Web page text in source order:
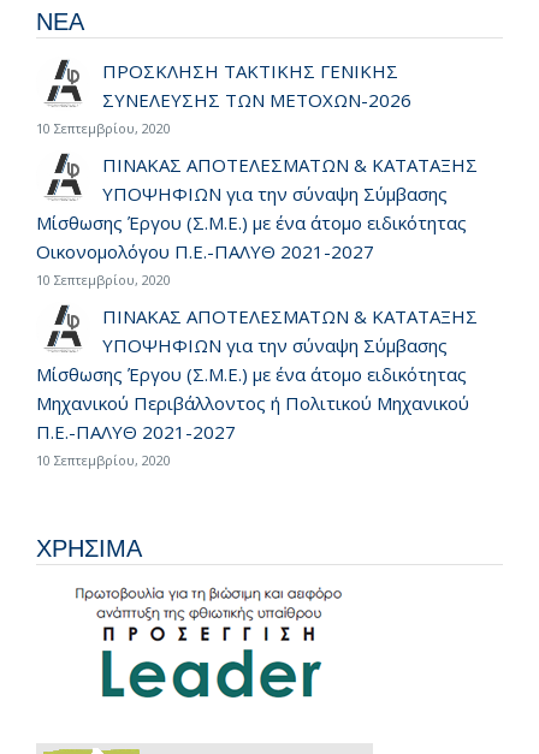
ΝΕΑ
ΠΡΟΣΚΛΗΣΗ ΤΑΚΤΙΚΗΣ ΓΕΝΙΚΗΣ
ΣΥΝΕΛΕΥΣΗΣ ΤΩΝ ΜΕΤΟΧΩΝ-2026
10 Σεπτεμβρίου, 2020
ΠΙΝΑΚΑΣ ΑΠΟΤΕΛΕΣΜΑΤΩΝ & ΚΑΤΑΤΑΞΗΣ
ΥΠΟΨΗΦΙΩΝ για την σύναψη Σύμβασης
Μίσθωσης Έργου (Σ.Μ.Ε.) με ένα άτομο ειδικότητας
Οικονομολόγου Π.Ε.-ΠΑΛΥΘ 2021-2027
10 Σεπτεμβρίου, 2020
ΠΙΝΑΚΑΣ ΑΠΟΤΕΛΕΣΜΑΤΩΝ & ΚΑΤΑΤΑΞΗΣ
ΥΠΟΨΗΦΙΩΝ για την σύναψη Σύμβασης
Μίσθωσης Έργου (Σ.Μ.Ε.) με ένα άτομο ειδικότητας
Μηχανικού Περιβάλλοντος ή Πολιτικού Μηχανικού
Π.Ε.-ΠΑΛΥΘ 2021-2027
10 Σεπτεμβρίου, 2020
ΧΡΗΣΙΜΑ